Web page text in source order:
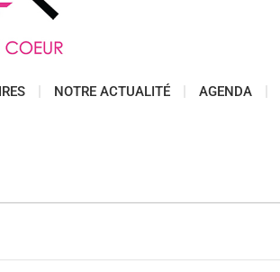
NOTRE ACTUALITÉ AGENDA